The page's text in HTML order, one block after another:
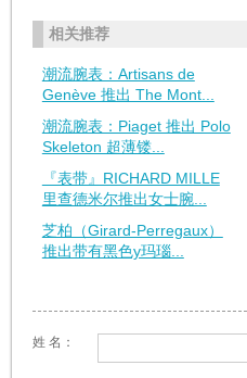
相关推荐
潮流腕表：Artisans de
Genève 推出 The Mont...
潮流腕表：Piaget 推出 Polo
Skeleton 超薄镂...
『表带』RICHARD MILLE
里查德米尔推出女士腕...
芝柏（Girard-Perregaux）
推出带有黑色y玛瑙...
姓 名：